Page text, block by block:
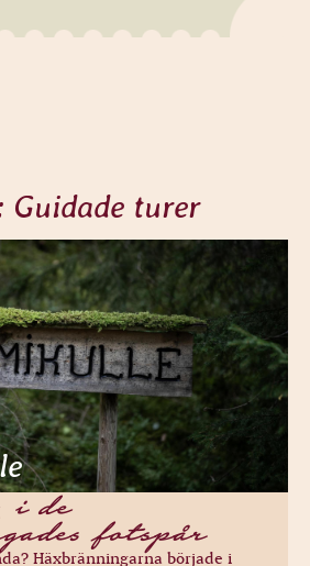
Guidade turer
i de
fotspår
Häxbränningarna började i